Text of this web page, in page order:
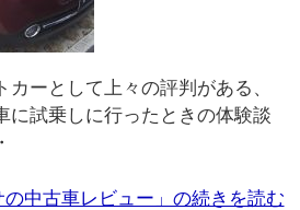
ーとして上々の評判がある、
に試乗しに行ったときの体験談
の中古車レビュー」の続きを読む